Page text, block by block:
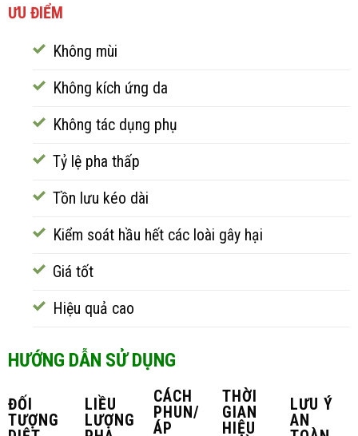
ƯU ĐIỂM
Không mùi
Không kích ứng da
Không tác dụng phụ
Tỷ lệ pha thấp
Tồn lưu kéo dài
Kiểm soát hầu hết các loài gây hại
Giá tốt
Hiệu quả cao
HƯỚNG DẪN SỬ DỤNG
ĐỐI
TƯỢNG
LIỀU
LƯỢNG
CÁCH
PHUN/
ÁP
THỜI
GIAN
HIỆU
LƯU Ý
AN